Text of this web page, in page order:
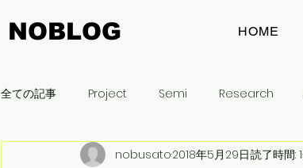
NOBLOG HOME
全ての記事 Project Semi Research
木曽平沢 名古屋 建築とまちの
nobusato2018年5月29日読了時間: